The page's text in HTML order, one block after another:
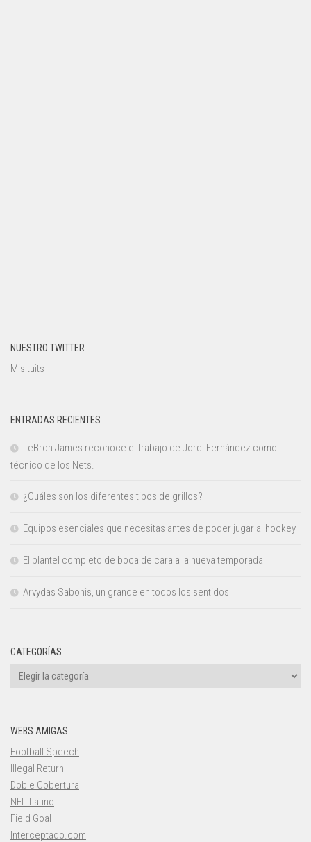
NUESTRO TWITTER
Mis tuits
ENTRADAS RECIENTES
LeBron James reconoce el trabajo de Jordi Fernández como
técnico de los Nets.
¿Cuáles son los diferentes tipos de grillos?
Equipos esenciales que necesitas antes de poder jugar al hockey
El plantel completo de boca de cara a la nueva temporada
Arvydas Sabonis, un grande en todos los sentidos
CATEGORÍAS
Categorías
WEBS AMIGAS
Football Speech
Illegal Return
Doble Cobertura
NFL-Latino
Field Goal
Interceptado.com